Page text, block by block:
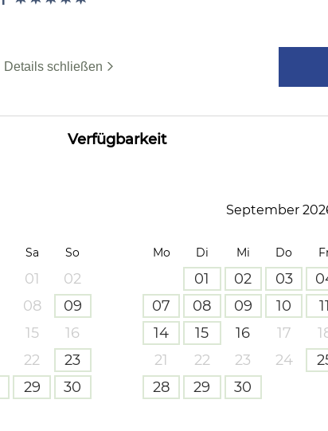
Details schließen
Verfügbarkeit
September
Sa So
01
02
08
09
15
16
22
23
29
30
Mo Di Mi Do
01 02 03
07
08 09 10 11
14
15 16 17
21
22 23 24
28
29 30